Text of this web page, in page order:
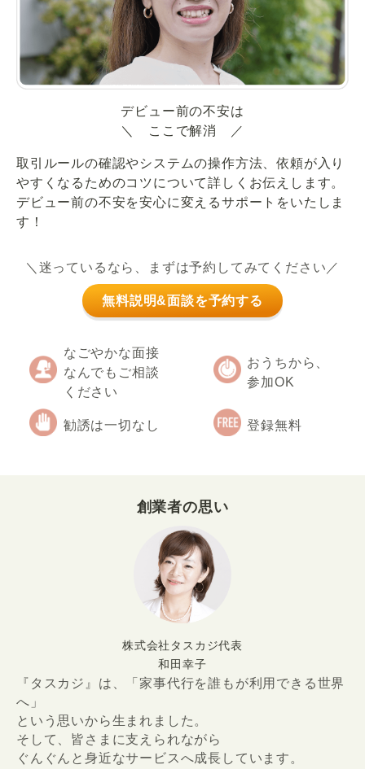
デビュー前の不安は
＼ ここで解消 ／
取引ルールの確認やシステムの操作方法、依頼が入り
やすくなるためのコツについて詳しくお伝えします。
デビュー前の不安を安心に変えるサポートをいたしま
す！
＼迷っているなら、まずは予約してみてください／
無料説明&面談を予約する
なごやかな面接
なんでもご相談
ください
おうちから、
参加OK
勧誘は一切なし 登録無料
創業者の思い
株式会社タスカジ代表
和田幸子
『タスカジ』は、「家事代行を誰もが利用できる世界
へ」
という思いから生まれました。
そして、皆さまに支えられながら
ぐんぐんと身近なサービスへ成長しています。